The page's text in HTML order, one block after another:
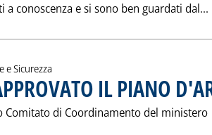
a conoscenza e si sono ben guardati dal...
e Sicurezza
IL PIANO
Comitato di Coordinamento del ministero